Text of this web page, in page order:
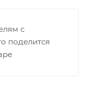
с
поделится